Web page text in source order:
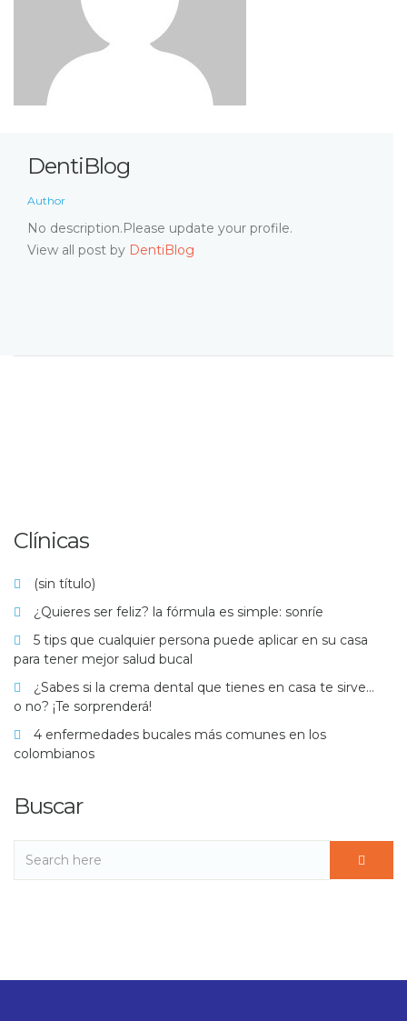
DentiBlog
Author
No description.Please update your profile.
View all post by DentiBlog
Clínicas
(sin título)
¿Quieres ser feliz? la fórmula es simple: sonríe
5 tips que cualquier persona puede aplicar en su casa
para tener mejor salud bucal
¿Sabes si la crema dental que tienes en casa te sirve…
o no? ¡Te sorprenderá!
4 enfermedades bucales más comunes en los
colombianos
Buscar